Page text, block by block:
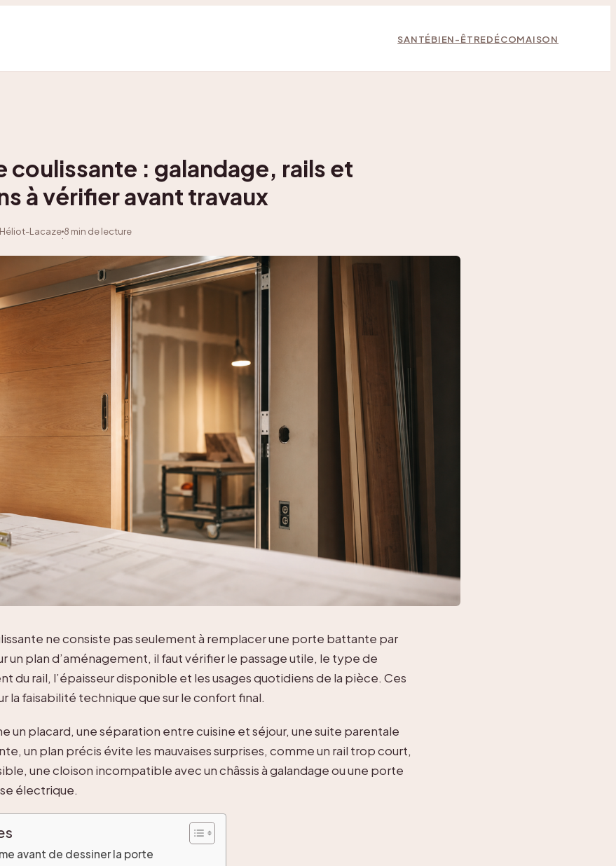
SANTÉBIEN-ÊTREDÉCOMAISON
coulissante : galandage, rails et
à vérifier avant travaux
Lacaze
·
8 min de lecture
ne consiste pas seulement à remplacer une porte battante par
un plan d’aménagement, il faut vérifier le passage utile, le type de
du rail, l’épaisseur disponible et les usages quotidiens de la pièce. Ces
la faisabilité technique que sur le confort final.
un placard, une séparation entre cuisine et séjour, une suite parentale
un plan précis évite les mauvaises surprises, comme un rail trop court,
une cloison incompatible avec un châssis à galandage ou une porte
électrique.
avant de dessiner la porte